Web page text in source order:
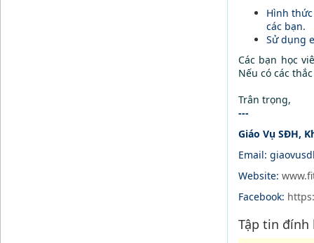
Hình
các bạn.
Sử dụng
Các bạn học
Nếu có các
Trân trọng,
---
Giáo Vụ SĐH,
Email:
Website:
Facebook:
Tập tin đính